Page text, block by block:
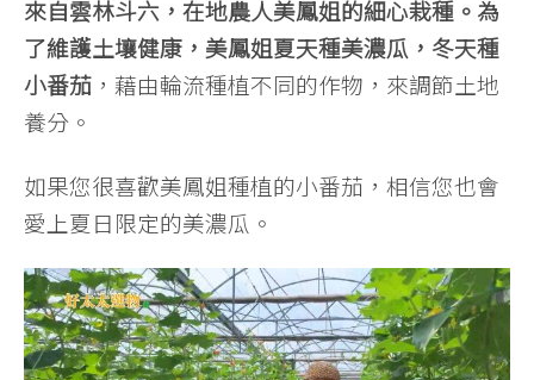
來自雲林斗六，在地農人美鳳姐的細心栽種。為
了維護土壤健康，美鳳姐夏天種美濃瓜，冬天種
小番茄 ，藉由輪流種植不同的作物，來調節土地
養分。
如果您很喜歡美鳳姐種植的小番茄，相信您也會
愛上夏日限定的美濃瓜。